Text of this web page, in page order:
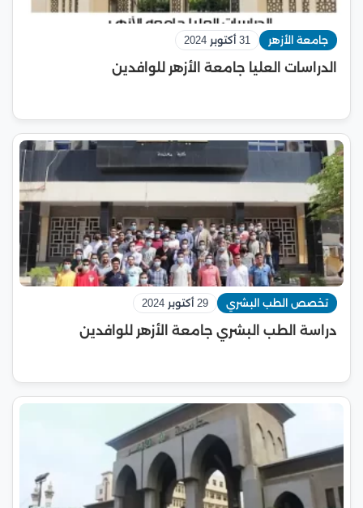
جامعة الأزهر 31 أكتوبر 2024
الدراسات العليا جامعة الأزهر للوافدين
تخصص الطب البشري 29 أكتوبر 2024
دراسة الطب البشري جامعة الأزهر للوافدين